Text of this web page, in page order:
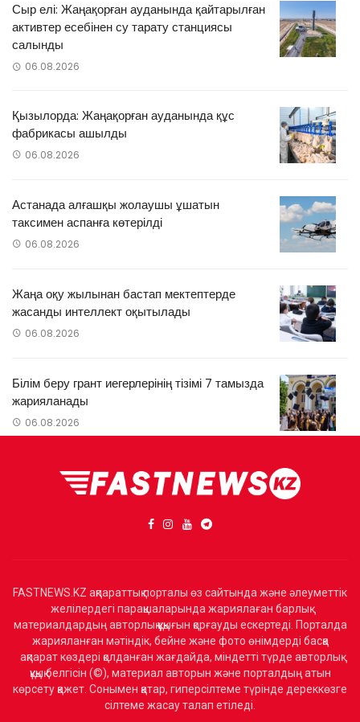
Сыр елі: Жаңақорған ауданында қайтарылған
активтер есебінен су тарату станциясы
салынды
06.08.2026
Қызылорда: Жаңақорған ауданында құс
фабрикасы ашылды
06.08.2026
Астанада алғашқы жолаушы ұшатын
таксимен аспанға көтерілді
06.08.2026
Жаңа оқу жылынан бастап мектептерде
жасанды интеллект оқытылады
06.08.2026
Білім беру грант иегерлерінің тізімі 7 тамызда
жарияланады
06.08.2026
FASTNEWS.KZ ақпараттық порталы өз сайтында және әлеуметтік
желілердегі парақшаларында жариялаған барлық
материалдардың авторлық құқығын қорғауды ескертеді. Порталда
жарияланған мәтіндік, бейне және фото өнімдерді басқа
ақпарат көздері қолданған жағдайда, міндетті түрде авторлық
құқық белгісін (©), материал авторын және порталдың атын
көрсету қажет. Сонымен қатар, гиперсілтеме түрінде дереккөзге
сілтеме жасау талап етіледі.